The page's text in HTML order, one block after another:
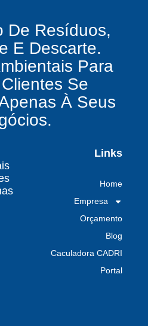
esperando para
de gestão de resíduos
para garantir segurança
no Brasil
de gestão de resíduos
o meio ambiente e
empresa de gestão de
para sua
empresa de
especializada é
De Resíduos,
E Descarte.
Para
Se
À Seus
Links
Home
Empresa
Orçamento
Blog
Caculadora CADRI
Portal